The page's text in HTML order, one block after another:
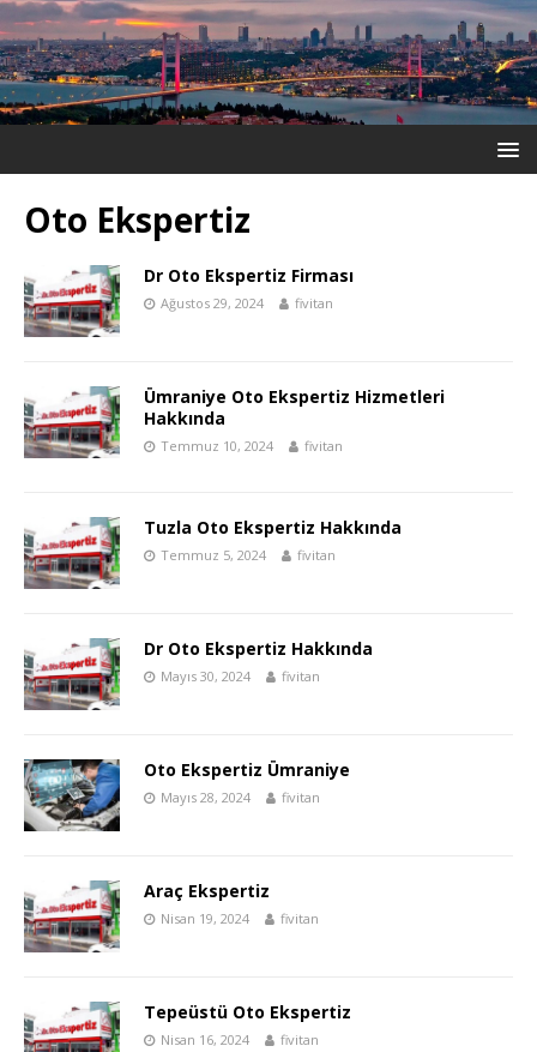
Oto Ekspertiz
Dr Oto Ekspertiz Firması
Ağustos 29, 2024 fivitan
Ümraniye Oto Ekspertiz Hizmetleri
Hakkında
Temmuz 10, 2024 fivitan
Tuzla Oto Ekspertiz Hakkında
Temmuz 5, 2024 fivitan
Dr Oto Ekspertiz Hakkında
Mayıs 30, 2024 fivitan
Oto Ekspertiz Ümraniye
Mayıs 28, 2024 fivitan
Araç Ekspertiz
Nisan 19, 2024 fivitan
Tepeüstü Oto Ekspertiz
Nisan 16, 2024 fivitan